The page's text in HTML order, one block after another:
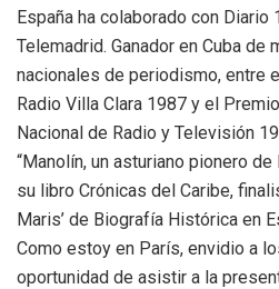
España ha colaborado con Diario
Telemadrid. Ganador en Cuba de
nacionales de periodismo, entre
Radio Villa Clara 1987 y el
Nacional de Radio y Televisión
“Manolín, un asturiano pionero de
su libro Crónicas del Caribe,
Maris’ de Biografía Histórica en
Como estoy en París, envidio a
oportunidad de asistir a la